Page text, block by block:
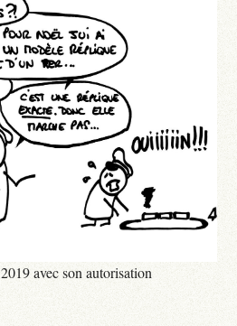
2019 avec son autorisation